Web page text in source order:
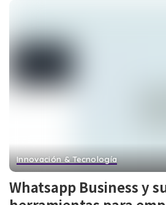
Innovación & Tecnología
Whatsapp Business y